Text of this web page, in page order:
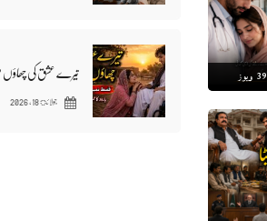
39 ویوز تیرے عشق کی چھاؤں
جولائ 18, 2026